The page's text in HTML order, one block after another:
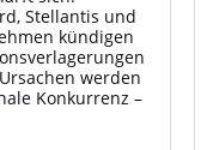
Stellantis und
kündigen
werden
Konkurrenz –